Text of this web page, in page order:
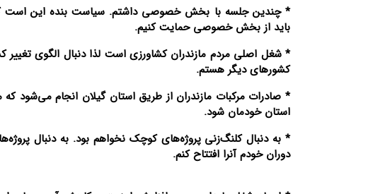
* چندین جلسه با بخش خصوصی داشتم. سیاست‌ بنده این است که
باید از بخش خصوصی حمایت کنیم.
* شغل اصلی مردم مازندران کشاورزی است لذا دنبال الگوی
کشورهای دیگر هستم.
* صادرات مرکبات مازندران از طریق استان گیلان انجام می‌شود
استان خودمان شود.
* به دنبال کلنگ‌زنی پروژه‌های کوچک نخواهم بود. به دنبال
دوران خودم آنرا افتتاح کنم.